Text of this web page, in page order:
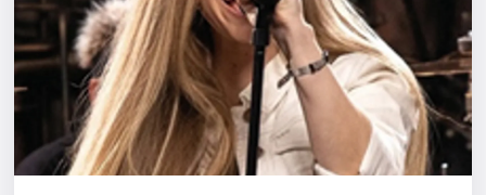
Квесты
Экскурсии
Спорт
События